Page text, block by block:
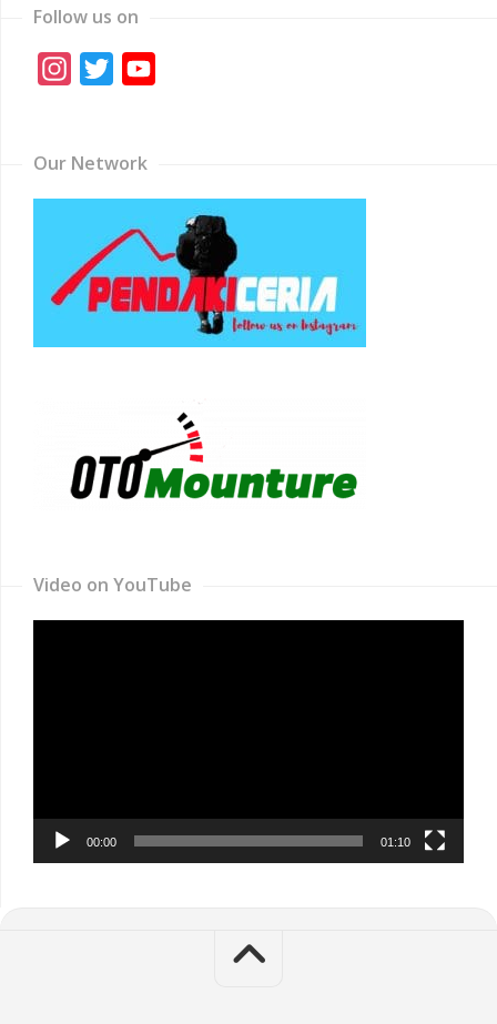
Follow us on
Instagram
Twitter
Our Network
Video on YouTube
00:00 01:10